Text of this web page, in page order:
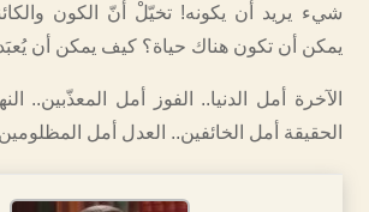
شيء يريد أن يكونه! تخيّلْ أنّ الكون
يمكن أن تكون هناك حياة؟ كيف يمكن أن يُعبَد
الآخرة أمل الدنيا.. الفوز أمل المعذّبين..
الحقيقة أمل الخائفين.. العدل أمل